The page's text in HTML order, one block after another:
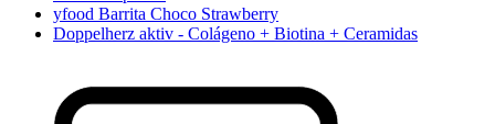
yfood Barrita Choco Strawberry
Doppelherz aktiv - Colágeno + Biotina + Ceramidas